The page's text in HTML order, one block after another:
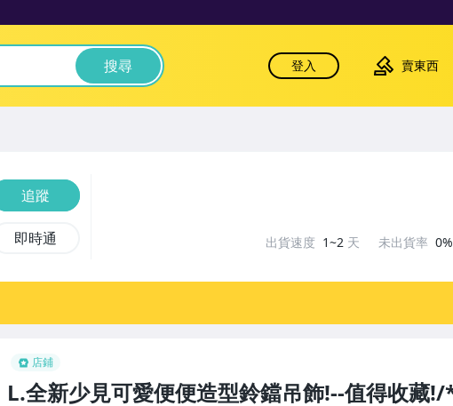
搜尋 登入 賣東西
店鋪
L.全新少見可愛便便造型鈴鐺吊飾!--值得收藏
追蹤
即時通 出貨速度 1~2 天 未出貨率 0%